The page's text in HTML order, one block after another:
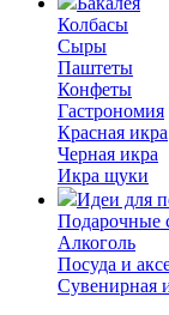
Колбасы
Сыры
Паштеты
Конфеты
Гастрономия
Красная икра
Черная икра
Икра щуки
Идеи для
Подарочные
Алкоголь
Посуда и
Сувенирная